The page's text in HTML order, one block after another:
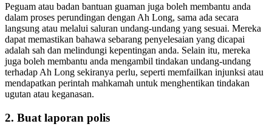
Peguam atau badan bantuan guaman juga boleh membantu anda
dalam proses perundingan dengan Ah Long, sama ada secara
langsung atau melalui saluran undang-undang yang sesuai. Mereka
dapat memastikan bahawa sebarang penyelesaian yang dicapai
adalah sah dan melindungi kepentingan anda. Selain itu, mereka
juga boleh membantu anda mengambil tindakan undang-undang
terhadap Ah Long sekiranya perlu, seperti memfailkan injunksi atau
mendapatkan perintah mahkamah untuk menghentikan tindakan
ugutan atau keganasan.
2. Buat laporan polis